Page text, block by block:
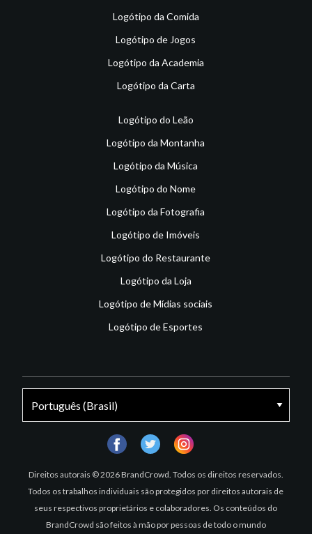
Logótipo da Comida
Logótipo de Jogos
Logótipo da Academia
Logótipo da Carta
Logótipo do Leão
Logótipo da Montanha
Logótipo da Música
Logótipo do Nome
Logótipo da Fotografia
Logótipo de Imóveis
Logótipo do Restaurante
Logótipo da Loja
Logótipo de Mídias sociais
Logótipo de Esportes
Direitos autorais © 2026 BrandCrowd. Todos os direitos reservados.
Todos os trabalhos individuais são protegidos por direitos autorais de
seus respectivos proprietários e colaboradores. Os conteúdos do
BrandCrowd são feitos à mão por pessoas de todo o mundo
facebooktwitter instagram